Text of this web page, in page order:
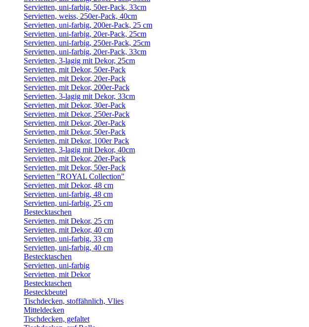
Servietten, uni-farbig, 50er-Pack, 33cm
Servietten, weiss, 250er-Pack, 40cm
Servietten, uni-farbig, 200er-Pack, 25 cm
Servietten, uni-farbig, 20er-Pack, 25cm
Servietten, uni-farbig, 250er-Pack, 25cm
Servietten, uni-farbig, 20er-Pack, 33cm
Servietten, 3-lagig mit Dekor, 25cm
Servietten, mit Dekor, 50er-Pack
Servietten, mit Dekor, 20er-Pack
Servietten, mit Dekor, 200er-Pack
Servietten, 3-lagig mit Dekor, 33cm
Servietten, mit Dekor, 30er-Pack
Servietten, mit Dekor, 250er-Pack
Servietten, mit Dekor, 20er-Pack
Servietten, mit Dekor, 50er-Pack
Servietten, mit Dekor, 100er Pack
Servietten, 3-lagig mit Dekor, 40cm
Servietten, mit Dekor, 20er-Pack
Servietten, mit Dekor, 50er-Pack
Servietten "ROYAL Collection"
Servietten, mit Dekor, 48 cm
Servietten, uni-farbig, 48 cm
Servietten, uni-farbig, 25 cm
Bestecktaschen
Servietten, mit Dekor, 25 cm
Servietten, mit Dekor, 40 cm
Servietten, uni-farbig, 33 cm
Servietten, uni-farbig, 40 cm
Bestecktaschen
Servietten, uni-farbig
Servietten, mit Dekor
Bestecktaschen
Besteckbeutel
Tischdecken, stoffähnlich, Vlies
Mitteldecken
Tischdecken, gefaltet